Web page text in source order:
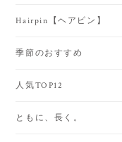
Hairpin【ヘアピン】
季節のおすすめ
人気TOP12
ともに、長く。